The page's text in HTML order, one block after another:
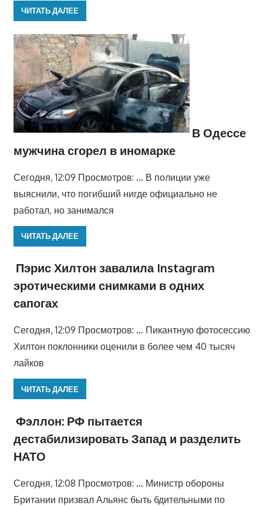
ЧИТАТЬ ДАЛЕЕ
В Одессе
мужчина сгорел в иномарке
Сегодня, 12:09 Просмотров: … В полиции уже
выяснили, что погибший нигде официально не
работал, но занимался
ЧИТАТЬ ДАЛЕЕ
Пэрис Хилтон завалила Instagram
эротическими снимками в одних
сапогах
Сегодня, 12:09 Просмотров: … Пикантную фотосессию
Хилтон поклонники оценили в более чем 40 тысяч
лайков
ЧИТАТЬ ДАЛЕЕ
Фэллон: РФ пытается
дестабилизировать Запад и разделить
НАТО
Сегодня, 12:08 Просмотров: … Министр обороны
Британии призвал Альянс быть бдительными по